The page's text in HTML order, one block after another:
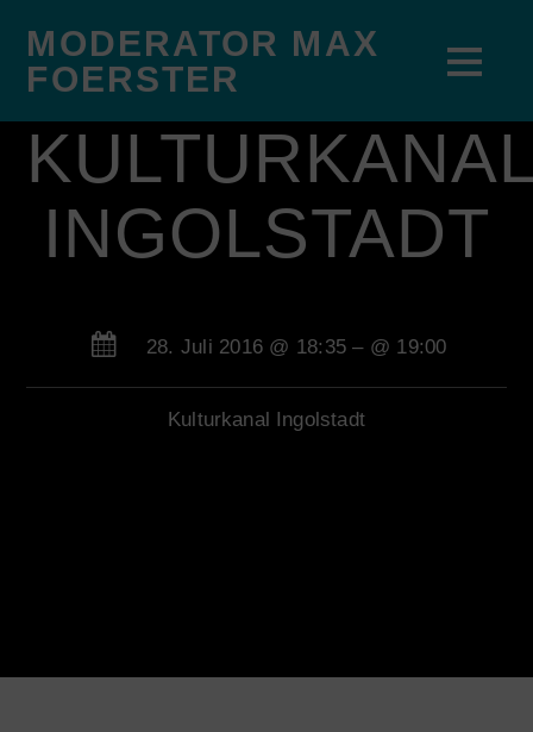
MODERATOR MAX
FOERSTER
INGOLSTADT
28. Juli 2016 @ 18:35– @ 19:00
Kulturkanal Ingolstadt